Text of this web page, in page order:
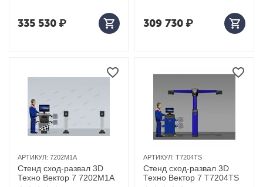
335 530₽ 309 730₽
АРТИКУЛ: 7202M1A
Стенд сход-развал 3D
Техно Вектор 7 7202M1A
АРТИКУЛ: T7204TS
Стенд сход-развал 3D
Техно Вектор 7 T7204TS